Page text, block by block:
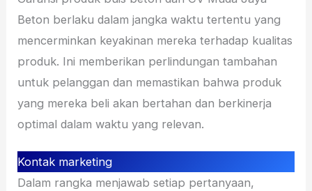
Beton berlaku dalam jangka waktu tertentu yang
mencerminkan keyakinan mereka terhadap kualitas
produk. Ini memberikan perlindungan tambahan
untuk pelanggan dan memastikan bahwa produk
yang mereka beli akan bertahan dan berkinerja
optimal dalam waktu yang relevan.
Kontak marketing
Dalam rangka menjawab setiap pertanyaan,